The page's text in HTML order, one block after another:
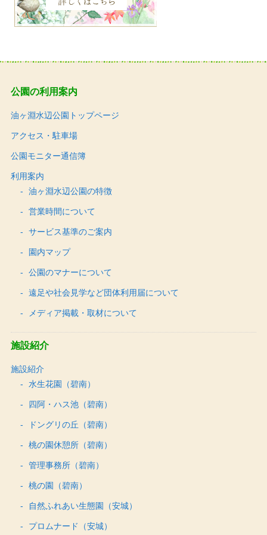
公園の利用案内
油ヶ淵水辺公園トップページ
アクセス・駐車場
公園モニター通信簿
利用案内
油ヶ淵水辺公園の特徴
営業時間について
サービス基準のご案内
園内マップ
公園のマナーについて
遠足や社会見学など団体利用届について
メディア掲載・取材について
施設紹介
施設紹介
水生花園（碧南）
四阿・ハス池（碧南）
ドングリの丘（碧南）
桃の園休憩所（碧南）
管理事務所（碧南）
桃の園（碧南）
自然ふれあい生態園（安城）
プロムナード（安城）